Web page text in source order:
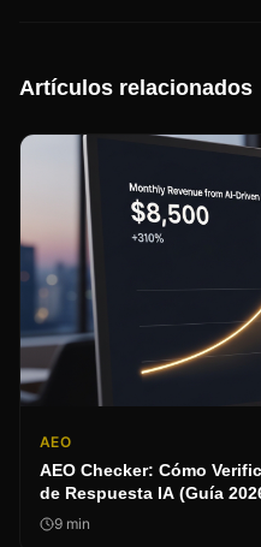
Artículos relacionados
AEO
AEO Checker: Cómo
de Respuesta IA (Guía
9 min